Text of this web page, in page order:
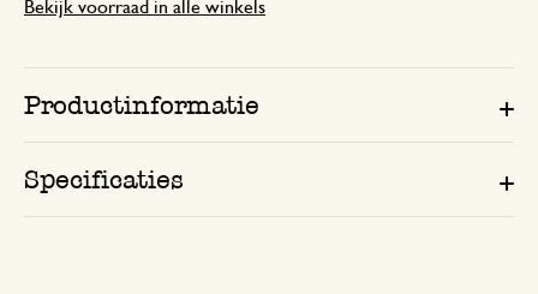
Bekijk voorraad in alle winkels
Productinformatie
Specificaties